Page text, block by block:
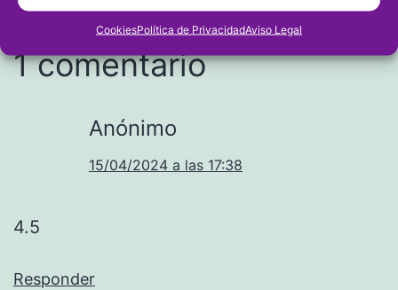
CookiesPolítica de PrivacidadAviso Legal
1 comentario
Anónimo
15/04/2024 a las 17:38
4.5
Responder